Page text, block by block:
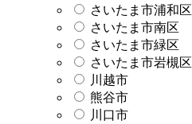
さいたま市浦和区
さいたま市南区
さいたま市緑区
さいたま市岩槻区
川越市
熊谷市
川口市